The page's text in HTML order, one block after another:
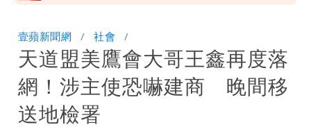
炸開扁
白海豚發威！內褲掛陽台被吹走 議員神
回1句笑翻10萬人
白海豚不放假「跟巴威差別在這裡」 蔣
萬安：這很清楚標準一致
壹蘋新聞網 社會
天道盟美鷹會大哥王鑫再度落
網！涉主使恐嚇建商 晚間移
送地檢署